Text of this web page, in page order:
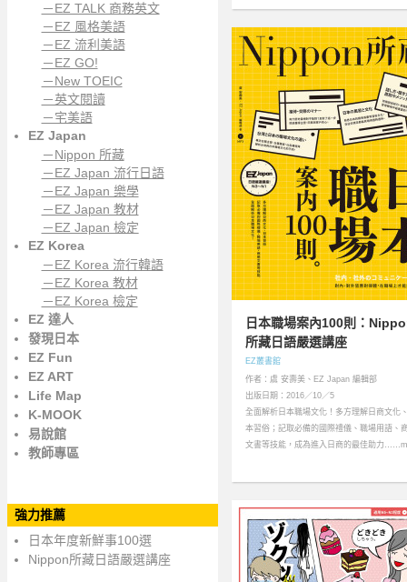
－EZ TALK 商務英文
－EZ 風格美語
－EZ 流利美語
－EZ GO!
－New TOEIC
－英文閱讀
－宅美語
EZ Japan
－Nippon 所藏
－EZ Japan 流行日語
－EZ Japan 樂學
－EZ Japan 教材
－EZ Japan 檢定
EZ Korea
－EZ Korea 流行韓語
－EZ Korea 教材
－EZ Korea 檢定
EZ 達人
發現日本
EZ Fun
EZ ART
Life Map
K-MOOK
易說館
教師專區
強力推薦
日本年度新鮮事100選
Nippon所藏日語嚴選講座
日本職場案內100則：
所藏日語嚴選講座
EZ叢書館
作者：虞 安壽美、EZ Japan 編輯部
出版日期：2016／10／5
全面解析日本職場文化！多方理解日商文化
本習俗；記取必備的國際禮儀、職場用語、
文書等技能，成為進入日商的最佳助力